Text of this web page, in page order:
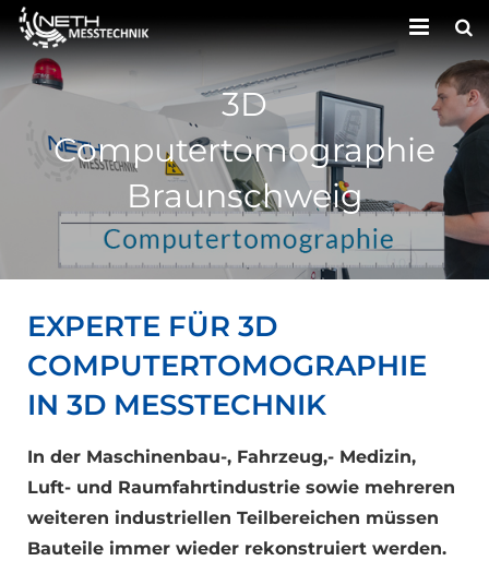
HOME
KONTAKT
3D
Computertomographie
Braunschweig
EXPERTE FÜR 3D
COMPUTERTOMOGRAPHIE
IN 3D MESSTECHNIK
In der Maschinenbau-, Fahrzeug,- Medizin,
Luft- und Raumfahrtindustrie sowie mehreren
weiteren industriellen Teilbereichen müssen
Bauteile immer wieder rekonstruiert werden.